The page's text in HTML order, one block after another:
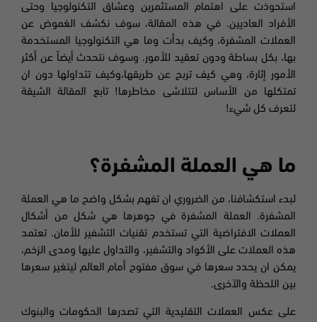
استحوذت على اهتمام المستثمرين وعشاق التكنولوجيا وحتى
الأفراد العاديين. في هذه المقالة، سوف نكشف الغموض عن
العملات المشفرة، وكيف بدأت وما هي التكنولوجيا المستخدمة
بها، بكل بساطة ودون تعقيد للأمور. وسوف نتحدث أيضاً عن أكثر
الأمور إثارة، وهي كيف تربح عن طريقها،وكيف تتداولها دون ان
تمتكلها من الأساس لتتلاشى مخاطرها! تابع المقالة الشيقة
لتعرف كل شيء!
ما هي العملة المشفرة؟
لبدء استكشافنا، من الضروري ان تفهم بشكل واضح ما هي العملة
المشفرة. العملة المشفرة في جوهرها هي شكل من أشكال
العملات الافتراضية التي تستخدم تقنيات التشفير للأمان. تعتمد
هذه العملات على الأكواد والتشفير، والتداول عليها ومدى الزخم،
يمكن ان يحدد سعرها في سوق مفتوح أمام العالم ليتغير سعرها
بين اللحظة والآخرى.
على عكس العملات التقليدية التي تصدرها الحكومات والبنوك